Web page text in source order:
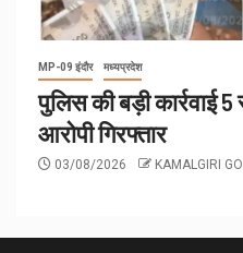
MP-09 इंदौर मध्यप्रदेश
पुलिस की बड़ी कार्रवाई
आरोपी गिरफ्तार
03/08/2026 KAMALGIRI